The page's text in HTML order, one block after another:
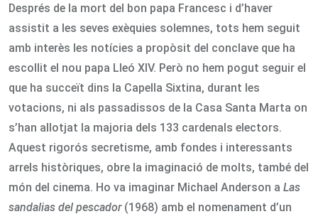
Després de la mort del bon papa Francesc i d’haver
assistit a les seves exèquies solemnes, tots hem seguit
amb interès les notícies a propòsit del conclave que ha
escollit el nou papa Lleó XIV. Però no hem pogut seguir el
que ha succeït dins la Capella Sixtina, durant les
votacions, ni als passadissos de la Casa Santa Marta on
s’han allotjat la majoria dels 133 cardenals electors.
Aquest rigorós secretisme, amb fondes i interessants
arrels històriques, obre la imaginació de molts, també del
món del cinema. Ho va imaginar Michael Anderson a Las
sandalias del pescador(1968) amb el nomenament d’un